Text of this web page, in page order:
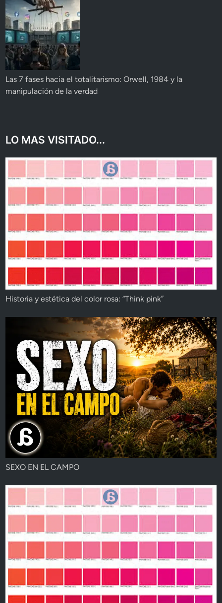
Las 7 fases hacia el totalitarismo: Orwell, 1984 y la
manipulación de la verdad
LO MAS VISITADO...
Historia y estética del color rosa: “Think pink”
SEXO EN EL CAMPO